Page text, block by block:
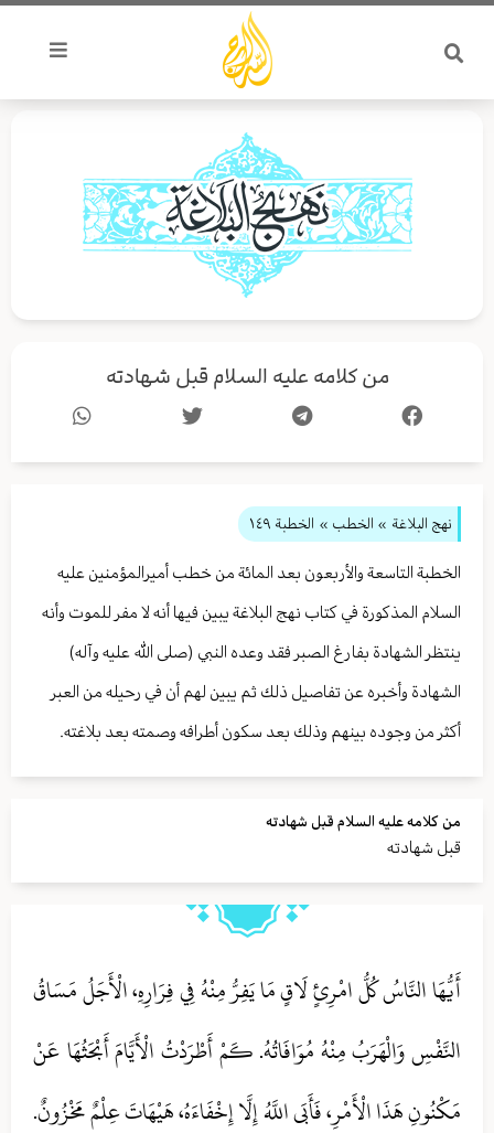
تخطي
المحتوى
من كلامه عليه السلام قبل شهادته
نهج البلاغة » الخطب » الخطبة ١٤٩
الخطبة التاسعة والأربعون بعد المائة من خطب أميرالمؤمنين عليه
السلام المذكورة في كتاب نهج البلاغة يبين فيها أنه لا مفر للموت وأنه
ينتظر الشهادة بفارغ الصبر فقد وعده النبي (صلى الله عليه وآله)
الشهادة وأخبره عن تفاصيل ذلك ثم يبين لهم أن في رحيله من العبر
أكثر من وجوده بينهم وذلك بعد سكون أطرافه وصمته بعد بلاغته.
من كلامه عليه السلام قبل شهادته
قبل شهادته
أَيُّهَا النَّاسُ كُلُّ امْرِئٍ لَاقٍ مَا يَفِرُّ مِنْهُ فِي فِرَارِهِ، الْأَجَلُ مَسَاقُ
النَّفْسِ وَالْهَرَبُ مِنْهُ مُوَافَاتُهُ. كَمْ أَطْرَدْتُ الْأَيَّامَ أَبْحَثُهَا عَنْ
مَكْنُونِ هَذَا الْأَمْرِ، فَأَبَى اللَّهُ إِلَّا إِخْفَاءَهُ، هَيْهَاتَ عِلْمٌ مَخْزُونٌ.